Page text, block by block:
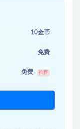
10金币
免费
免费 推荐